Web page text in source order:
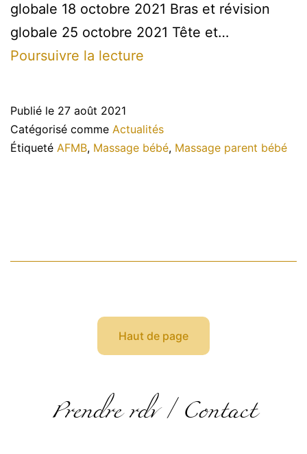
globale 18 octobre 2021 Bras et révision
globale 25 octobre 2021 Tête et…
Poursuivre la lecture
parent
bébé
Publié le 27 août 2021
Catégorisé comme Actualités
Étiqueté AFMB, Massage bébé, Massage parent bébé
Haut de page
Prendre rdv / Contact